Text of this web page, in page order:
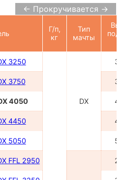
← Прокручивается →
Г/п,
кг
Тип
мачты
3250
DX
3750
4050
4450
5050
FFL 2950